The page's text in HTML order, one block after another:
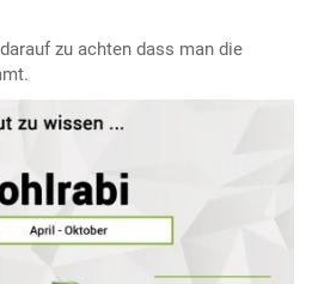
zu achten dass man die